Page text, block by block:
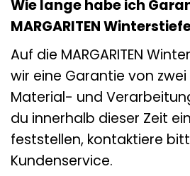
Wie lange habe ich
MARGARITEN
Auf die MARGARITEN
wir eine Garantie von
Material- und
du innerhalb dieser Zeit
feststellen, kontaktiere
Kundenservice.